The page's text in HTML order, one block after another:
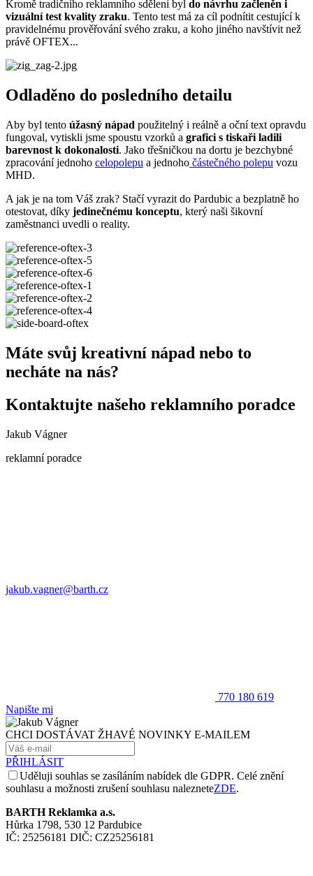
Kromě tradičního reklamního sdělení byl do návrhu začleněn i
vizuální test kvality zraku. Tento test má za cíl podnítit cestující k
pravidelnému prověřování svého zraku, a koho jiného navštívit než
právě OFTEX...
Odladěno do posledního detailu
Aby byl tento úžasný nápad použitelný i reálně a oční text opravdu
fungoval, vytiskli jsme spoustu vzorků a grafici s tiskaři ladili
barevnost k dokonalosti. Jako třešničkou na dortu je bezchybné
zpracování jednoho celopolepu a jednoho částečného polepu vozu
MHD.
A jak je na tom Váš zrak? Stačí vyrazit do Pardubic a bezplatně ho
otestovat, díky jedinečnému konceptu, který naši šikovní
zaměstnanci uvedli o reality.
Máte svůj kreativní nápad nebo to
necháte na nás?
Kontaktujte našeho reklamního poradce
Jakub Vágner
reklamní poradce
jakub.vagner@barth.cz
770 180 619
Napište mi
CHCI DOSTÁVAT ŽHAVÉ NOVINKY E-MAILEM
PŘIHLÁSIT
Uděluji souhlas se zasíláním nabídek dle GDPR. Celé znění
souhlasu a možnosti zrušení souhlasu nalezneteZDE.
BARTH Reklamka a.s.
Hůrka 1798, 530 12 Pardubice
IČ: 25256181 DIČ: CZ25256181